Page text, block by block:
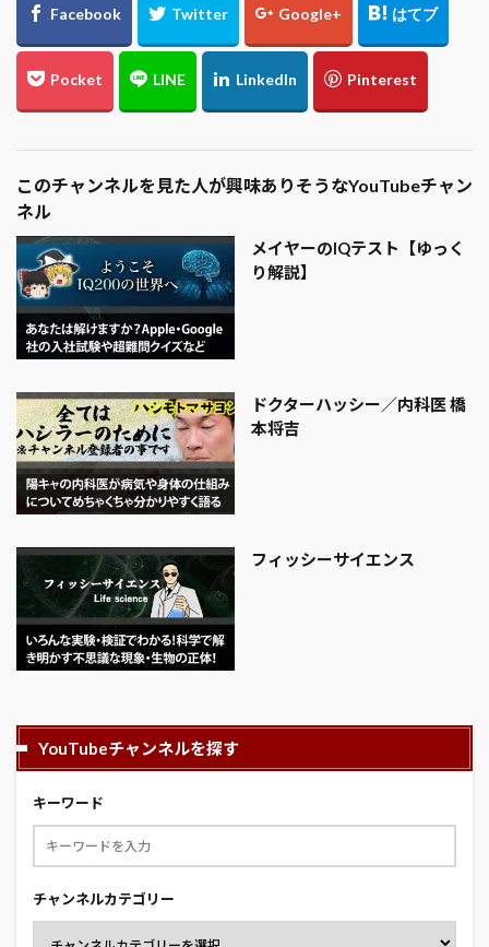
このチャンネルを見た人が興味ありそうなYouTubeチャン
ネル
メイヤーのIQテスト【ゆっく
り解説】
ドクターハッシー／内科医 橋
本将吉
フィッシーサイエンス
YouTubeチャンネルを探す
キーワード
チャンネルカテゴリー